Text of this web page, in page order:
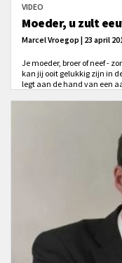
VIDEO
Moeder, u zult
Marcel Vroegop | 23 april
Je moeder, broer of neef -
kan jij ooit gelukkig zijn in
legt aan de hand van een